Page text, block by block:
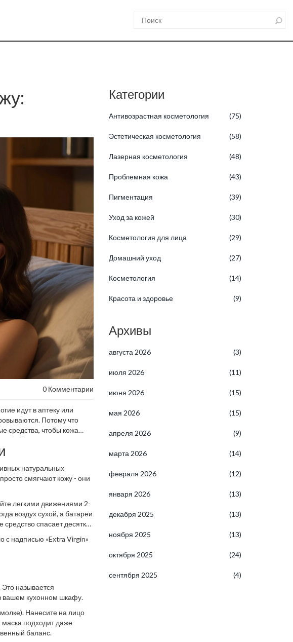
0 Комментарии
идут в аптеку или
Потому что
средства, чтобы кожа
натуральных
смягчают кожу - они
легкими движениями 2-
воздух сухой, а батареи
спасает десятки
с надписью «Extra Virgin»
Это называется
вашем кухонном шкафу.
Нанесите на лицо
подходит даже
баланс.
Категории
Антивозрастная косметология (75)
Эстетическая косметология (58)
Лазерная косметология (48)
Проблемная кожа (43)
Пигментация (39)
Уход за кожей (30)
Косметология для лица (29)
Домашний уход (27)
Косметология (14)
Красота и здоровье (9)
Архивы
августа 2026 (3)
июля 2026 (11)
июня 2026 (15)
мая 2026 (15)
апреля 2026 (9)
марта 2026 (14)
февраля 2026 (12)
января 2026 (13)
декабря 2025 (13)
ноября 2025 (13)
октября 2025 (24)
сентября 2025 (4)